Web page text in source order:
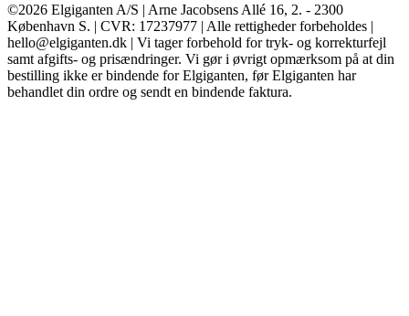
©2026 Elgiganten A/S | Arne Jacobsens Allé 16, 2. - 2300
København S. | CVR: 17237977 | Alle rettigheder forbeholdes |
hello@elgiganten.dk | Vi tager forbehold for tryk- og korrekturfejl
samt afgifts- og prisændringer. Vi gør i øvrigt opmærksom på at din
bestilling ikke er bindende for Elgiganten, før Elgiganten har
behandlet din ordre og sendt en bindende faktura.